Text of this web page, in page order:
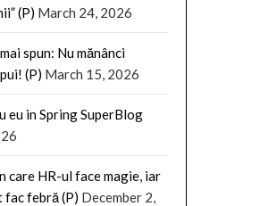
(P) March 24, 2026
spun: Nu mănânci
(P) March 15, 2026
eu in Spring SuperBlog
care HR-ul face magie, iar
fac febră (P) December 2,